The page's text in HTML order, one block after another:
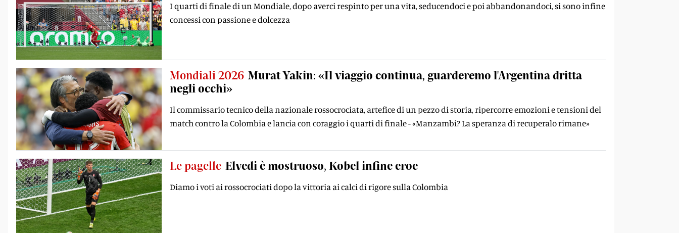
I quarti di finale di un Mondiale, dopo averci respinto per una vita, seducendoci e poi abbandonandoci, si sono infine
concessi con passione e dolcezza
Mondiali 2026 Murat Yakin: «Il viaggio continua, guarderemo l'Argentina dritta
negli occhi»
Il commissario tecnico della nazionale rossocrociata, artefice di un pezzo di storia, ripercorre emozioni e tensioni del
match contro la Colombia e lancia con coraggio i quarti di finale - «Manzambi? La speranza di recuperalo rimane»
Le pagelle Elvedi è mostruoso, Kobel infine eroe
Diamo i voti ai rossocrociati dopo la vittoria ai calci di rigore sulla Colombia